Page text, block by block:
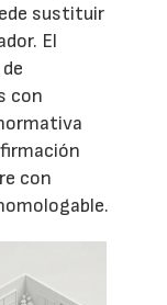
sustituir
El
con
con